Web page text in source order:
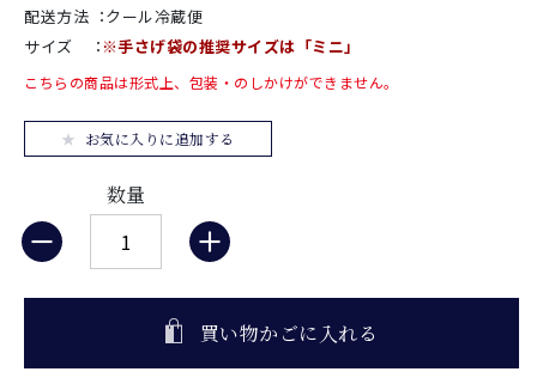
配送方法 ：クール冷蔵便
サイズ
：※手さげ袋の推奨サイズは「ミニ」
こちらの商品は形式上、包装・のしかけができません。
お気に入りに追加する
数量
買い物かごに入れる